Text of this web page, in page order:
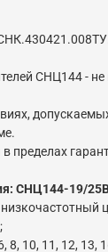
СНЦ144 - не
пределах
СНЦ144-19/
8, 10, 11, 12, 13,